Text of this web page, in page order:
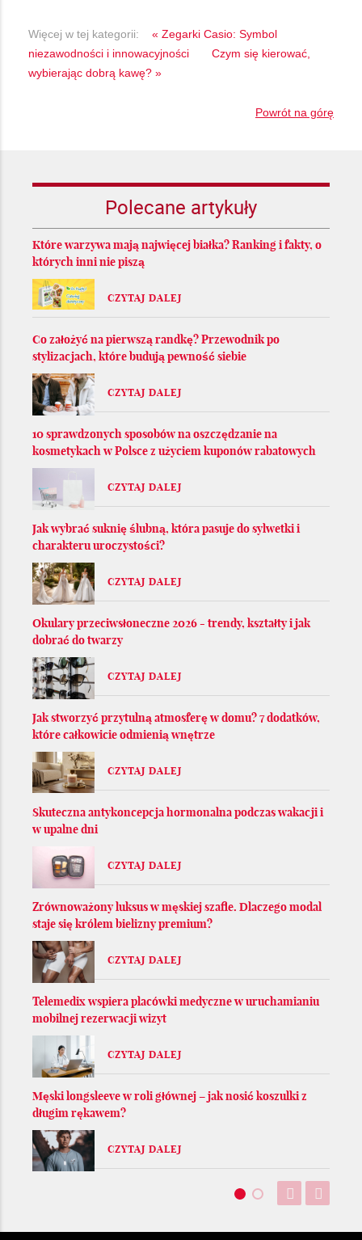
Więcej w tej kategorii:
« Zegarki Casio: Symbol
niezawodności i innowacyjności
Czym się kierować,
wybierając dobrą kawę? »
Powrót na górę
Polecane artykuły
Które warzywa mają najwięcej białka? Ranking i fakty, o
których inni nie piszą
CZYTAJ DALEJ
Co założyć na pierwszą randkę? Przewodnik po
stylizacjach, które budują pewność siebie
CZYTAJ DALEJ
10 sprawdzonych sposobów na oszczędzanie na
kosmetykach w Polsce z użyciem kuponów rabatowych
CZYTAJ DALEJ
Jak wybrać suknię ślubną, która pasuje do sylwetki i
charakteru uroczystości?
CZYTAJ DALEJ
Okulary przeciwsłoneczne 2026 - trendy, kształty i jak
dobrać do twarzy
CZYTAJ DALEJ
Jak stworzyć przytulną atmosferę w domu? 7 dodatków,
które całkowicie odmienią wnętrze
CZYTAJ DALEJ
Skuteczna antykoncepcja hormonalna podczas wakacji i
w upalne dni
CZYTAJ DALEJ
Zrównoważony luksus w męskiej szafie. Dlaczego modal
staje się królem bielizny premium?
CZYTAJ DALEJ
Telemedix wspiera placówki medyczne w uruchamianiu
mobilnej rezerwacji wizyt
CZYTAJ DALEJ
Męski longsleeve w roli głównej – jak nosić koszulki z
długim rękawem?
CZYTAJ DALEJ